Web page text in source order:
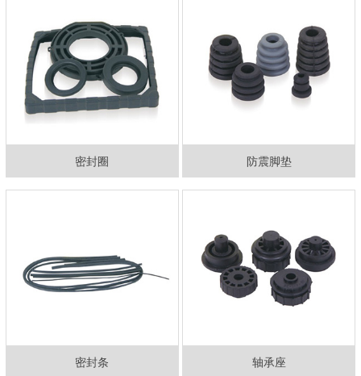
密封圈 防震脚垫
密封条 轴承座